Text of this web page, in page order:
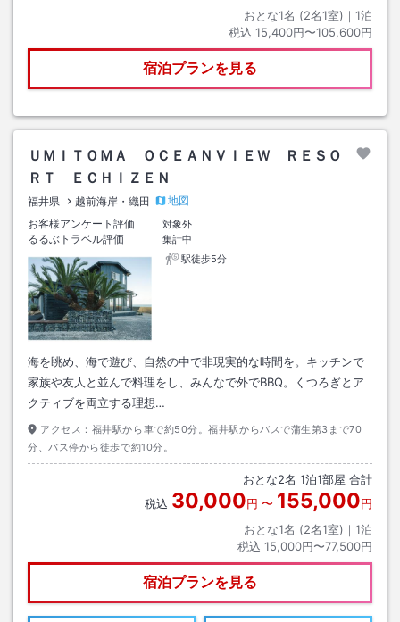
おとな1名 (2名1室)｜ 1泊
税込 15,400円〜105,600円
宿泊プランを見る
ＵＭＩＴＯＭＡ ＯＣＥＡＮＶＩＥＷ ＲＥＳＯ
ＲＴ ＥＣＨＩＺＥＮ
福井県 越前海岸・織田
地図
お客様アンケート評価
対象外
るるぶトラベル評価
集計中
駅徒歩5分
海を眺め、海で遊び、自然の中で非現実的な時間を。キッチンで
家族や友人と並んで料理をし、みんなで外でBBQ。くつろぎとア
クティブを両立する理想…
アクセス： 福井駅から車で約50分。福井駅からバスで蒲生第3まで70
分、バス停から徒歩で約10分。
おとな2名 1泊1部屋 合計
税込 30,000円 〜 155,000円
おとな1名 (2名1室)｜ 1泊
税込 15,000円〜77,500円
宿泊プランを見る